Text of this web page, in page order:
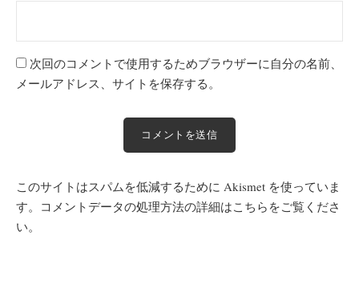
次回のコメントで使用するためブラウザーに自分の名前、
メールアドレス、サイトを保存する。
このサイトはスパムを低減するために Akismet を使っていま
す。 コメントデータの処理方法の詳細はこちらをご覧くださ
い。